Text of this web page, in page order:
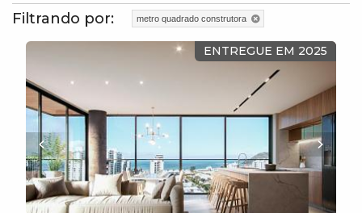
Filtrando por: metro quadrado construtora
ENTREGUE EM 2025